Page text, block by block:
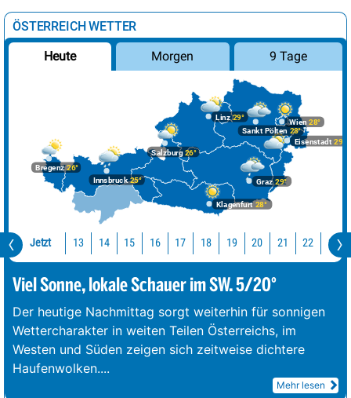
ÖSTERREICH WETTER
Heute Morgen 9 Tage
Bregenz26°
Graz29°
Innsbruck25°
Klagenfurt 28°
Linz29°
Salzburg26°
Wien 28°
Eisenstadt 29°
Sankt Pölten 28°
Jetzt 13 14 15 16 17 18 19 20 21 22 23
Viel Sonne, lokale Schauer im SW. 5/20°
Der heutige Nachmittag sorgt weiterhin für sonnigen
Wettercharakter in weiten Teilen Österreichs, im
Westen und Süden zeigen sich zeitweise dichtere
Haufenwolken....
Mehr lesen